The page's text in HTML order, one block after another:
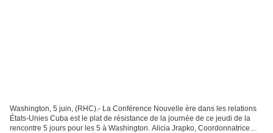
Washington, 5 juin, (RHC).- La Conférence Nouvelle ère dans les relations
États-Unies Cuba est le plat de résistance de la journée de ce jeudi de la
rencontre 5 jours pour les 5 à Washington. Alicia Jrapko, Coordonnatrice